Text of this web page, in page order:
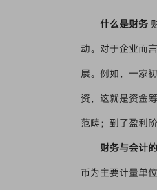
什么是财务
动。对于企业而
展。例如，一家
资，这就是资金
范畴；到了盈利
财务与会计
币为主要计量单